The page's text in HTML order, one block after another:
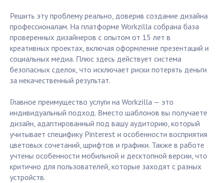
Решить эту проблему реально, доверив создание дизайна
профессионалам. На платформе Workzilla собрана база
проверенных дизайнеров с опытом от 15 лет в
креативных проектах, включая оформление презентаций и
социальных медиа. Плюс здесь действует система
безопасных сделок, что исключает риски потерять деньги
за некачественный результат.
Главное преимущество услуги на Workzilla — это
индивидуальный подход. Вместо шаблонов вы получаете
дизайн, адаптированный под вашу аудиторию, который
учитывает специфику Pinterest и особенности восприятия
цветовых сочетаний, шрифтов и графики. Также в работе
учтены особенности мобильной и десктопной версии, что
критично для пользователей, которые заходят с разных
устройств.